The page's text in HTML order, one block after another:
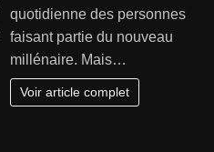
quotidienne des personnes
faisant partie du nouveau
millénaire. Mais…
Voir article complet